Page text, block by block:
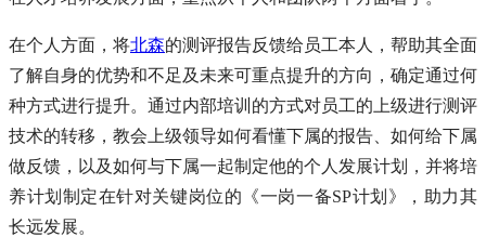
在个人方面，将北森的测评报告反馈给员工本人，帮助其全面
了解自身的优势和不足及未来可重点提升的方向，确定通过何
种方式进行提升。通过内部培训的方式对员工的上级进行测评
技术的转移，教会上级领导如何看懂下属的报告、如何给下属
做反馈，以及如何与下属一起制定他的个人发展计划，并将培
养计划制定在针对关键岗位的《一岗一备SP计划》，助力其
长远发展。